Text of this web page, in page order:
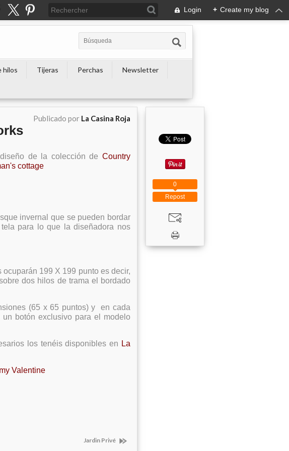
Login + Create my blog
hilos Tijeras Perchas
Newsletter
Publicado por La Casina Roja
de la colección deCountry
cottage
invernal que se pueden bordar
para lo que la diseñadora nos
199 X 199 punto es decir,
dos hilos de trama el bordado
(65 x 65 puntos) y en cada
botón exclusivo para el modelo
los tenéis disponibles en La
Valentine
Jardin Privé
Repost
0